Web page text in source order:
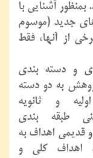
بمنظور آشنایی با
جدید (موسوم
از آنها، فقط
و دسته بندی
به دو دسته
و ثانویه
طبقه بندی
قدیمی اهداف به
اهداف کلی و